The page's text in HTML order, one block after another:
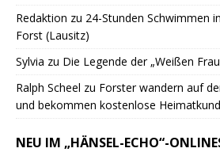
Redaktion zu 24-Stunden Schwimmen
Forst (Lausitz)
Sylvia zu Die Legende der „Weißen
Ralph Scheel zu Forster wandern auf
und bekommen kostenlose
NEU IM „HÄNSEL-ECHO“-